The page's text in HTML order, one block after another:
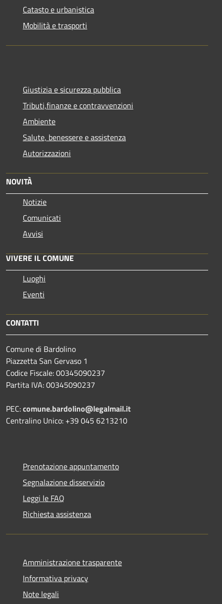
Catasto e urbanistica
Mobilità e trasporti
Giustizia e sicurezza pubblica
Tributi,finanze e contravvenzioni
Ambiente
Salute, benessere e assistenza
Autorizzazioni
NOVITÀ
Notizie
Comunicati
Avvisi
VIVERE IL COMUNE
Luoghi
Eventi
CONTATTI
Comune di Bardolino
Piazzetta San Gervaso 1
Codice Fiscale: 00345090237
Partita IVA: 00345090237
PEC:comune.bardolino@legalmail.it
Centralino Unico: +39 045 6213210
Prenotazione appuntamento
Segnalazione disservizio
Leggi le FAQ
Richiesta assistenza
Amministrazione trasparente
Informativa privacy
Note legali